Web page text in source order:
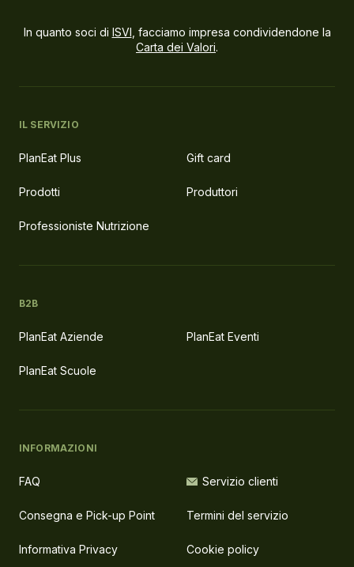
In quanto soci di ISVI , facciamo impresa condividendone la
Carta dei Valori.
IL SERVIZIO
PlanEat Plus Gift card
Prodotti Produttori
Professioniste Nutrizione
B2B
PlanEat Aziende PlanEat Eventi
PlanEat Scuole
INFORMAZIONI
FAQ Servizio clienti
Consegna e Pick-up Point Termini del servizio
Informativa Privacy Cookie policy